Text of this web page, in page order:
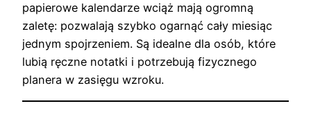
papierowe kalendarze wciąż mają ogromną
zaletę: pozwalają szybko ogarnąć cały miesiąc
jednym spojrzeniem. Są idealne dla osób, które
lubią ręczne notatki i potrzebują fizycznego
planera w zasięgu wzroku.